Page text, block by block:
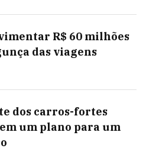
R$ 60 milhões
das viagens
dos carros-fortes
um plano para um